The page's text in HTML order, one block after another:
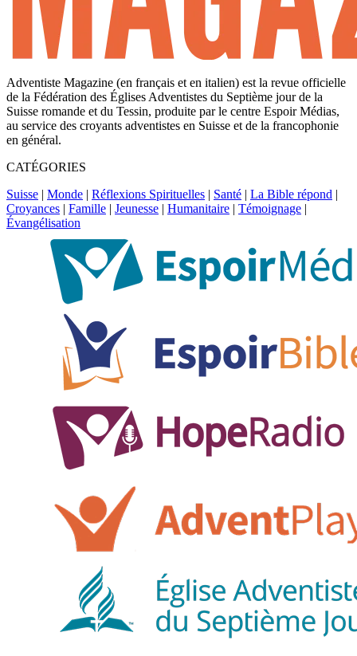
Adventiste Magazine (en français et en italien) est la revue officielle
de la Fédération des Églises Adventistes du Septième jour de la
Suisse romande et du Tessin, produite par le centre Espoir Médias,
au service des croyants adventistes en Suisse et de la francophonie
en général.
CATÉGORIES
Suisse | Monde | Réflexions Spirituelles | Santé | La Bible répond |
Croyances | Famille | Jeunesse | Humanitaire | Témoignage |
Évangélisation